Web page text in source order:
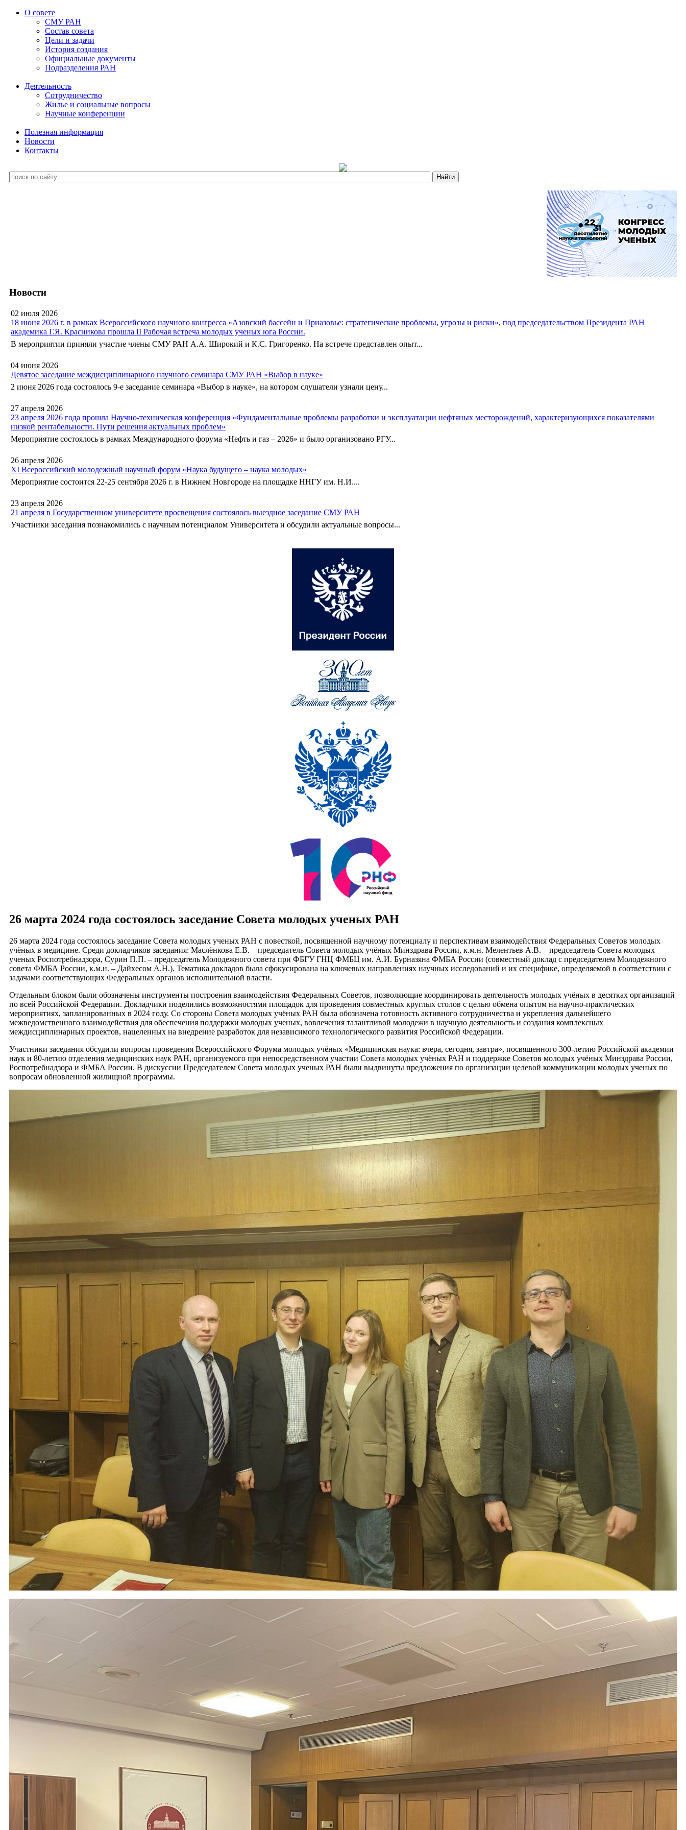
О совете
СМУ РАН
Состав совета
Цели и задачи
История создания
Официальные документы
Подразделения РАН
Деятельность
Сотрудничество
Жилье и социальные вопросы
Научные конференции
Полезная информация
Новости
Контакты
Новости
02 июля 2026
18 июня 2026 г. в рамках Всероссийского научного конгресса «Азовский бассейн и Приазовье: стратегические проблемы, угрозы и риски», под председательством Президента РАН
академика Г.Я. Красникова прошла II Рабочая встреча молодых ученых юга России.
В мероприятии приняли участие члены СМУ РАН А.А. Широкий и К.С. Григоренко. На встрече представлен опыт...
04 июня 2026
Девятое заседание междисциплинарного научного семинара СМУ РАН «Выбор в науке»
2 июня 2026 года состоялось 9-е заседание семинара «Выбор в науке», на котором слушатели узнали цену...
27 апреля 2026
23 апреля 2026 года прошла Научно-техническая конференция «Фундаментальные проблемы разработки и эксплуатации нефтяных месторождений, характеризующихся показателями
низкой рентабельности. Пути решения актуальных проблем»
Мероприятие состоялось в рамках Международного форума «Нефть и газ – 2026» и было организовано РГУ...
26 апреля 2026
XI Всероссийский молодежный научный форум «Наука будущего – наука молодых»
Мероприятие состоится 22-25 сентября 2026 г. в Нижнем Новгороде на площадке ННГУ им. Н.И....
23 апреля 2026
21 апреля в Государственном университете просвещения состоялось выездное заседание СМУ РАН
Участники заседания познакомились с научным потенциалом Университета и обсудили актуальные вопросы...
26 марта 2024 года состоялось заседание Совета молодых ученых РАН
26 марта 2024 года состоялось заседание Совета молодых ученых РАН с повесткой, посвященной научному потенциалу и перспективам взаимодействия Федеральных Советов молодых
учёных в медицине. Среди докладчиков заседания: Маслёнкова Е.В. – председатель Совета молодых учёных Минздрава России, к.м.н. Мелентьев А.В. – председатель Совета молодых
ученых Роспотребнадзора, Сурин П.П. – председатель Молодежного совета при ФБГУ ГНЦ ФМБЦ им. А.И. Бурназяна ФМБА России (совместный доклад с председателем Молодежного
совета ФМБА России, к.м.н. – Дайхесом А.Н.). Тематика докладов была сфокусирована на ключевых направлениях научных исследований и их специфике, определяемой в соответствии с
задачами соответствующих Федеральных органов исполнительной власти.
Отдельным блоком были обозначены инструменты построения взаимодействия Федеральных Советов, позволяющие координировать деятельность молодых учёных в десятках организаций
по всей Российской Федерации. Докладчики поделились возможностями площадок для проведения совместных круглых столов с целью обмена опытом на научно-практических
мероприятиях, запланированных в 2024 году. Со стороны Совета молодых учёных РАН была обозначена готовность активного сотрудничества и укрепления дальнейшего
межведомственного взаимодействия для обеспечения поддержки молодых ученых, вовлечения талантливой молодежи в научную деятельность и создания комплексных
междисциплинарных проектов, нацеленных на внедрение разработок для независимого технологического развития Российской Федерации.
Участники заседания обсудили вопросы проведения Всероссийского Форума молодых учёных «Медицинская наука: вчера, сегодня, завтра», посвященного 300-летию Российской академии
наук и 80-летию отделения медицинских наук РАН, организуемого при непосредственном участии Совета молодых учёных РАН и поддержке Советов молодых учёных Минздрава России,
Роспотребнадзора и ФМБА России. В дискуссии Председателем Совета молодых ученых РАН были выдвинуты предложения по организации целевой коммуникации молодых ученых по
вопросам обновленной жилищной программы.